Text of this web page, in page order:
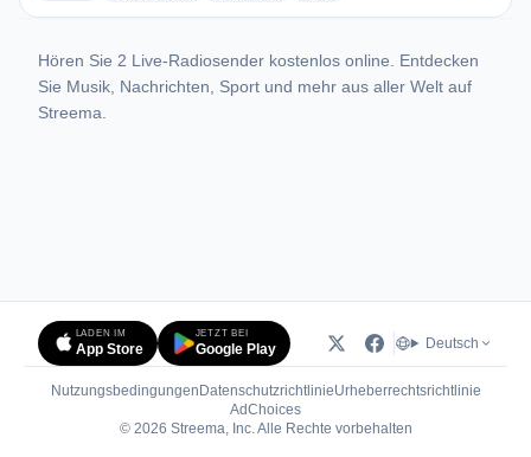
Hören Sie 2 Live-Radiosender kostenlos online. Entdecken
Sie Musik, Nachrichten, Sport und mehr aus aller Welt auf
Streema.
LADEN IM
App Store
JETZT BEI
Google Play Deutsch
Nutzungsbedingungen DatenschutzrichtlinieUrheberrechtsrichtlinie
AdChoices(öffnet in neuem Tab)
© 2026 Streema, Inc. Alle Rechte vorbehalten